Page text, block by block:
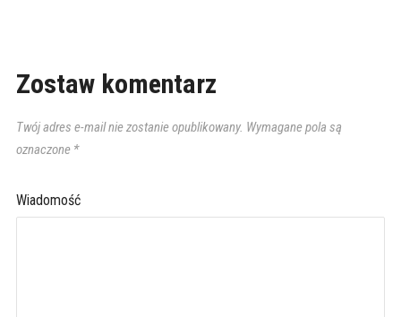
Zostaw komentarz
Twój adres e-mail nie zostanie opublikowany. Wymagane pola są
oznaczone *
Wiadomość